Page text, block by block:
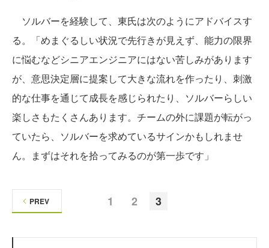
ソルバーを経験して、東氏は次のようにアドバイスす
る。「めまぐるしい状況で先行きが見えず、能力の限界
に悩むなどシニアエンジニアにはない苦しみがあります
が、意思決定層に提案して大きな流れを作ったり、刺激
的な仕事を通じて成長を感じられたり、ソルバーらしい
楽しさもたくさんあります。チームの外に課題が転がっ
ていたら、ソルバーを求めているサインかもしれませ
ん。まずはそれを拾ってみるのが第一歩です」
1 2 3
PREV